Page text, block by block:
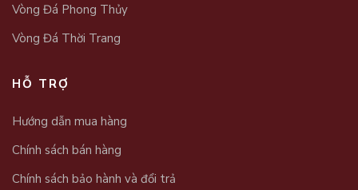
Vòng Đá Phong Thủy
Vòng Đá Thời Trang
HỖ TRỢ
Hướng dẫn mua hàng
Chính sách bán hàng
Chính sách bảo hành và đổi trả